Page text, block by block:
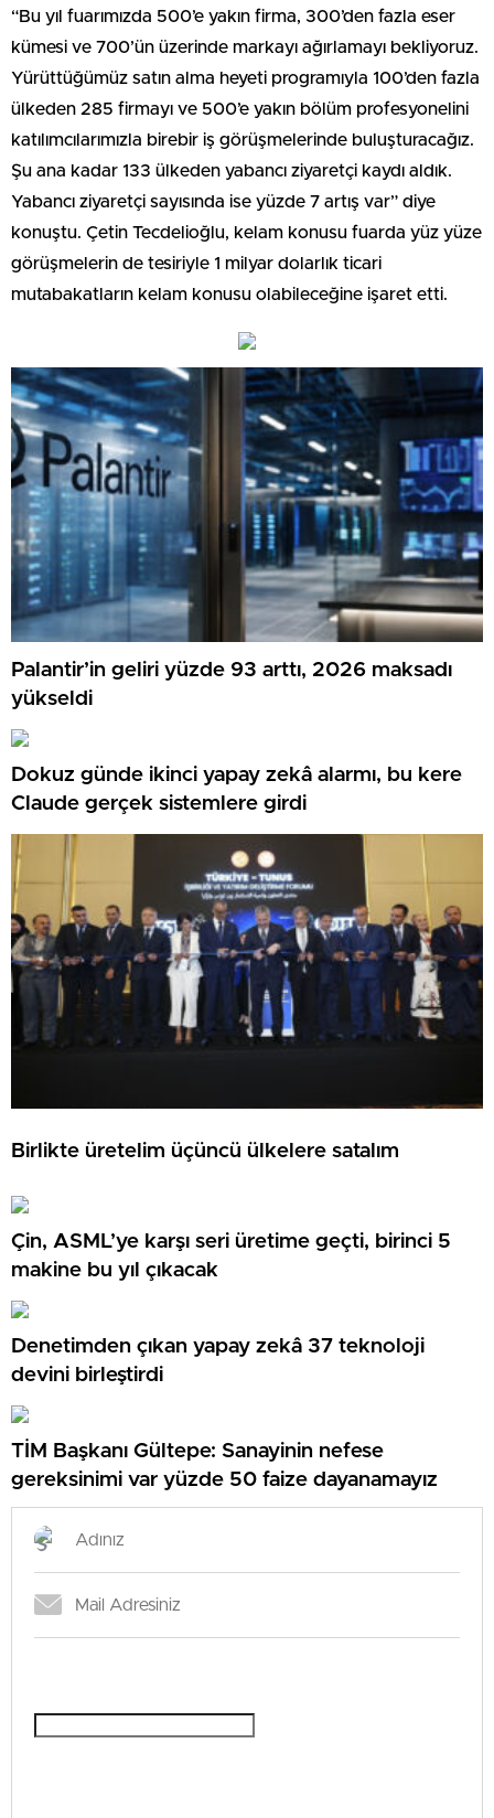
“Bu yıl fuarımızda 500’e yakın firma, 300’den fazla eser
kümesi ve 700’ün üzerinde markayı ağırlamayı bekliyoruz.
Yürüttüğümüz satın alma heyeti programıyla 100’den fazla
ülkeden 285 firmayı ve 500’e yakın bölüm profesyonelini
katılımcılarımızla birebir iş görüşmelerinde buluşturacağız.
Şu ana kadar 133 ülkeden yabancı ziyaretçi kaydı aldık.
Yabancı ziyaretçi sayısında ise yüzde 7 artış var” diye
konuştu. Çetin Tecdelioğlu, kelam konusu fuarda yüz yüze
görüşmelerin de tesiriyle 1 milyar dolarlık ticari
mutabakatların kelam konusu olabileceğine işaret etti.
Palantir’in geliri yüzde 93 arttı, 2026 maksadı
yükseldi
Dokuz günde ikinci yapay zekâ alarmı, bu kere
Claude gerçek sistemlere girdi
Birlikte üretelim üçüncü ülkelere satalım
Çin, ASML’ye karşı seri üretime geçti, birinci 5
makine bu yıl çıkacak
Denetimden çıkan yapay zekâ 37 teknoloji
devini birleştirdi
TİM Başkanı Gültepe: Sanayinin nefese
gereksinimi var yüzde 50 faize dayanamayız